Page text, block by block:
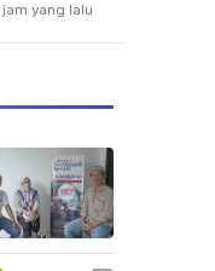
yang lalu